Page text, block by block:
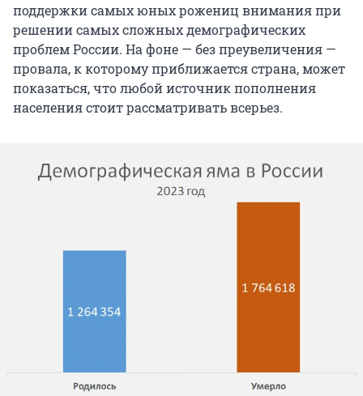
поддержки самых юных рожениц внимания при
решении самых сложных демографических
проблем России. На фоне — без преувеличения —
провала, к которому приближается страна, может
показаться, что любой источник пополнения
населения стоит рассматривать всерьез.